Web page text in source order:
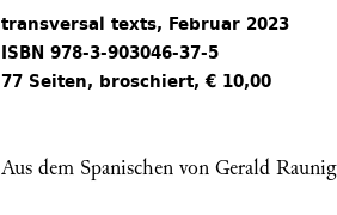
transversal texts, Februar 2023
ISBN 978-3-903046-37-5
77 Seiten, broschiert, € 10,00
Aus dem Spanischen von Gerald Raunig